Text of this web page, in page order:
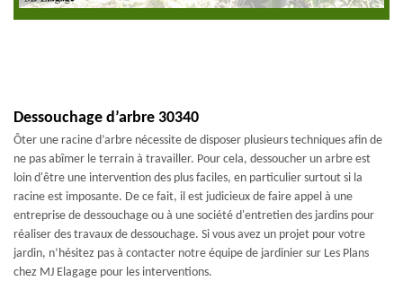
Dessouchage d’arbre 30340
Ôter une racine d’arbre nécessite de disposer plusieurs techniques afin de
ne pas abîmer le terrain à travailler. Pour cela, dessoucher un arbre est
loin d'être une intervention des plus faciles, en particulier surtout si la
racine est imposante. De ce fait, il est judicieux de faire appel à une
entreprise de dessouchage ou à une société d'entretien des jardins pour
réaliser des travaux de dessouchage. Si vous avez un projet pour votre
jardin, n’hésitez pas à contacter notre équipe de jardinier sur Les Plans
chez MJ Elagage pour les interventions.